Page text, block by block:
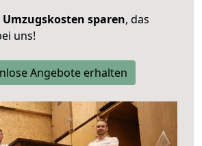
Umzugskosten sparen, das
uns!
Angebote erhalten